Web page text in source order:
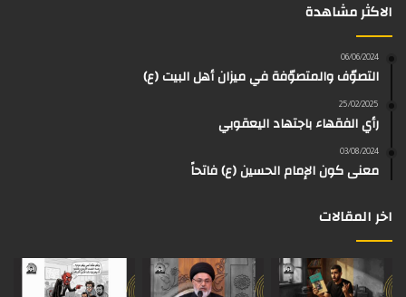
ب
م
الاكثر مشاهدة
06/06/2024
التصوّف والمتصوّفة في ميزان أهل البيت (ع)
25/02/2025
رأي الفقهاء باجتهاد اليعقوبي
03/08/2024
معنى كون الإمام الحسين (ع) فاتحاً
اخر المقالات